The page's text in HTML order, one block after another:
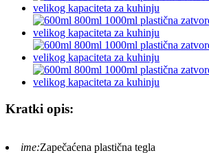
Kratki opis:
ime:Zapečaćena plastična tegla